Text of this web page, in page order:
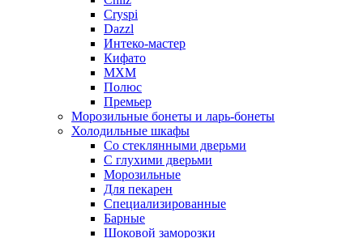
Cryspi
Dazzl
Интеко-мастер
Кифато
МХМ
Полюс
Премьер
Морозильные бонеты и ларь-бонеты
Холодильные шкафы
Со стеклянными дверьми
С глухими дверьми
Морозильные
Для пекарен
Специализированные
Барные
Шоковой заморозки